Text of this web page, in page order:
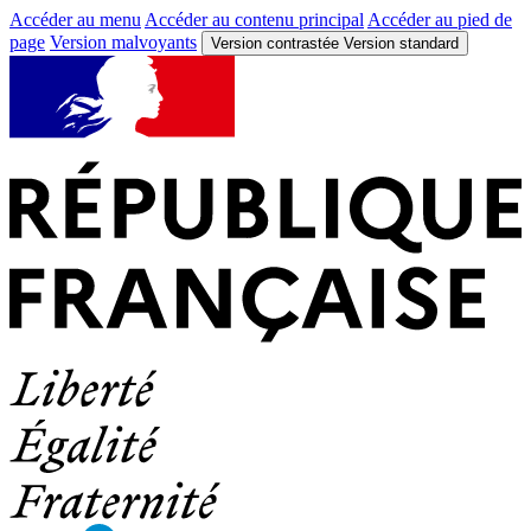
Accéder au menu Accéder au contenu principal Accéder au pied de
page Version malvoyants Version contrastée Version standard